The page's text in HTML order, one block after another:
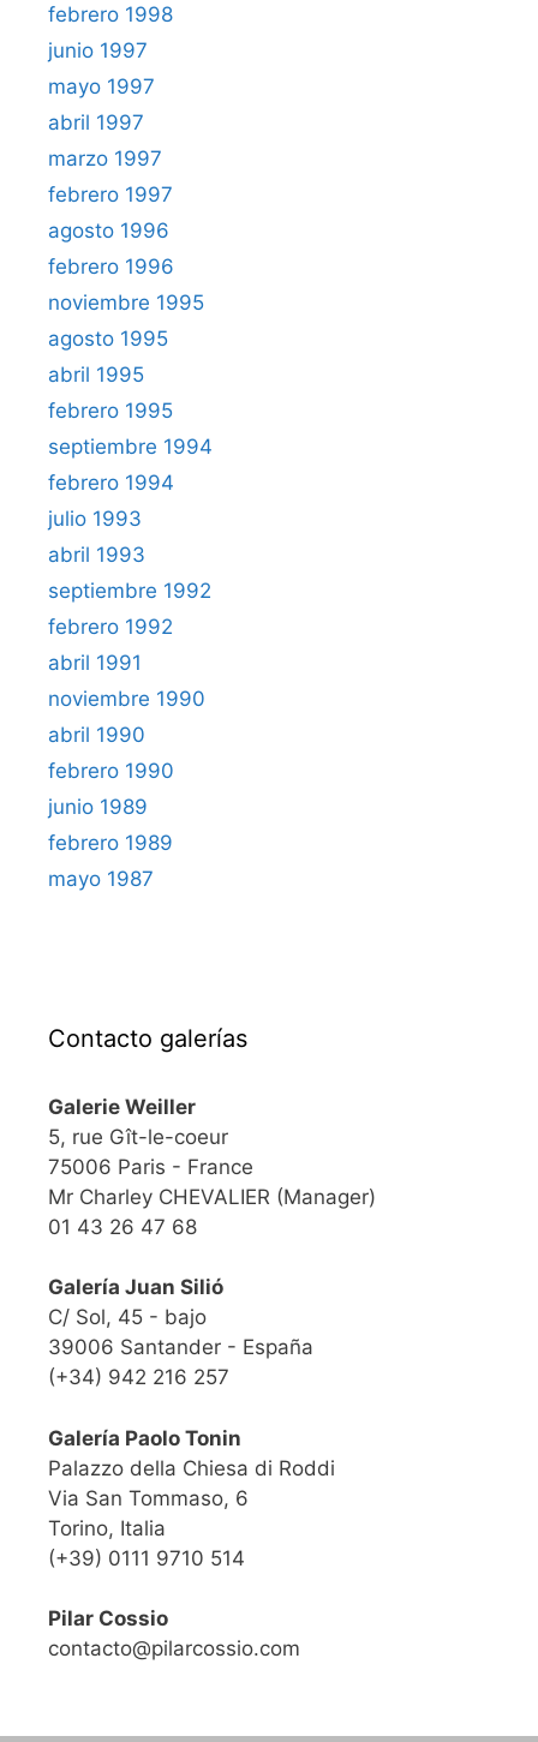
febrero 1998
junio 1997
mayo 1997
abril 1997
marzo 1997
febrero 1997
agosto 1996
febrero 1996
noviembre 1995
agosto 1995
abril 1995
febrero 1995
septiembre 1994
febrero 1994
julio 1993
abril 1993
septiembre 1992
febrero 1992
abril 1991
noviembre 1990
abril 1990
febrero 1990
junio 1989
febrero 1989
mayo 1987
Contacto galerías
Galerie Weiller
5, rue Gît-le-coeur
75006 Paris - France
Mr Charley CHEVALIER (Manager)
01 43 26 47 68
Galería Juan Silió
C/ Sol, 45 - bajo
39006 Santander - España
(+34) 942 216 257
Galería Paolo Tonin
Palazzo della Chiesa di Roddi
Via San Tommaso, 6
Torino, Italia
(+39) 0111 9710 514
Pilar Cossio
contacto@pilarcossio.com